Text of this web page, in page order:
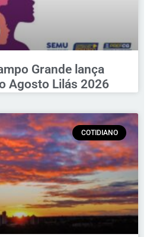
Grande lança
Agosto Lilás 2026
COTIDIANO